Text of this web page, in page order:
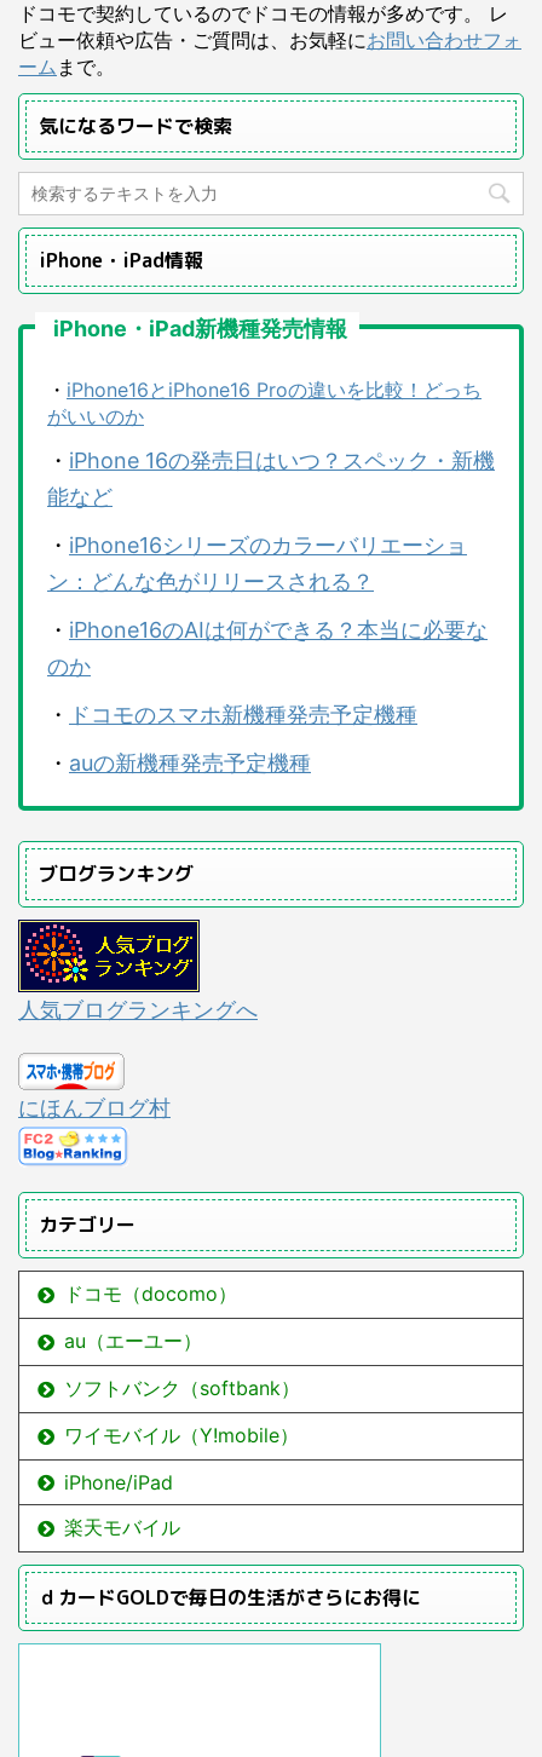
ドコモで契約しているのでドコモの情報が多めです。 レ
ビュー依頼や広告・ご質問は、お気軽にお問い合わせフォ
ーム まで。
気になるワードで検索
iPhone・iPad情報
iPhone・iPad新機種発売情報
・ iPhone16とiPhone16 Proの違いを比較！どっち
がいいのか
・ iPhone 16の発売日はいつ？スペック・新機
能など
・ iPhone16シリーズのカラーバリエーショ
ン：どんな色がリリースされる？
・ iPhone16のAIは何ができる？本当に必要な
のか
・
ドコモのスマホ新機種発売予定機種
・ auの新機種発売予定機種
ブログランキング
人気ブログランキングへ
にほんブログ村
カテゴリー
ドコモ（docomo）
au（エーユー）
ソフトバンク（softbank）
ワイモバイル（Y!mobile）
iPhone/iPad
楽天モバイル
ｄカードGOLDで毎日の生活がさらにお得に